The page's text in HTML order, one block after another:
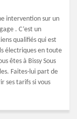
intervention sur un
. C’est un
qualifiés qui est
électriques en toute
êtes à Bissy Sous
Faites-lui part de
ses tarifs si vous